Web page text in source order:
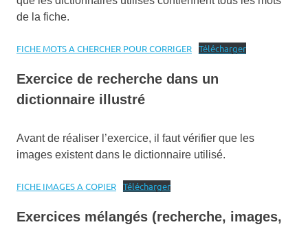
de la fiche.
FICHE MOTS A CHERCHER POUR CORRIGER Télécharger
Exercice de recherche dans un
dictionnaire illustré
Avant de réaliser l’exercice, il faut vérifier que les
images existent dans le dictionnaire utilisé.
FICHE IMAGES A COPIER Télécharger
Exercices mélangés (recherche, images,